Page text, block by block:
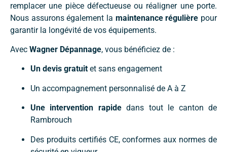
remplacer une pièce défectueuse ou réaligner une porte.
Nous assurons également la maintenance régulière pour
garantir la longévité de vos équipements.
Avec Wagner Dépannage, vous bénéficiez de :
Un devis gratuit et sans engagement
Un accompagnement personnalisé de A à Z
Une intervention rapidedans tout le canton de
Rambrouch
Des produits certifiés CE, conformes aux normes de